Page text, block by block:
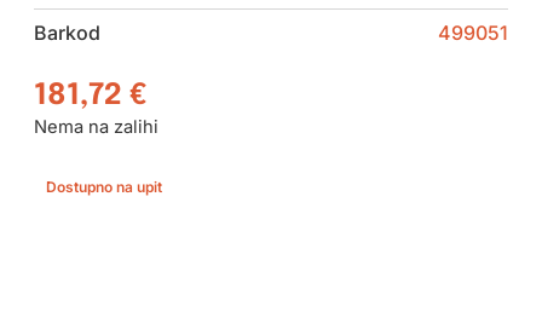
Barkod
499051
181,72 €
Nema na zalihi
Dostupno na upit